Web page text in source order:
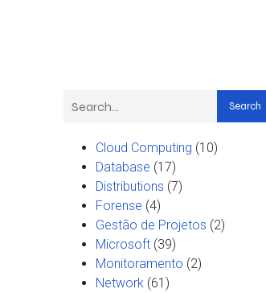
Search
Cloud Computing (10)
Database (17)
Distributions (7)
Forense (4)
Gestão de Projetos (2)
Microsoft (39)
Monitoramento (2)
Network (61)